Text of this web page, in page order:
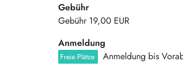
Gebühr
Gebühr 19,00 EUR
Anmeldung
Freie Plätze Anmeldung bis